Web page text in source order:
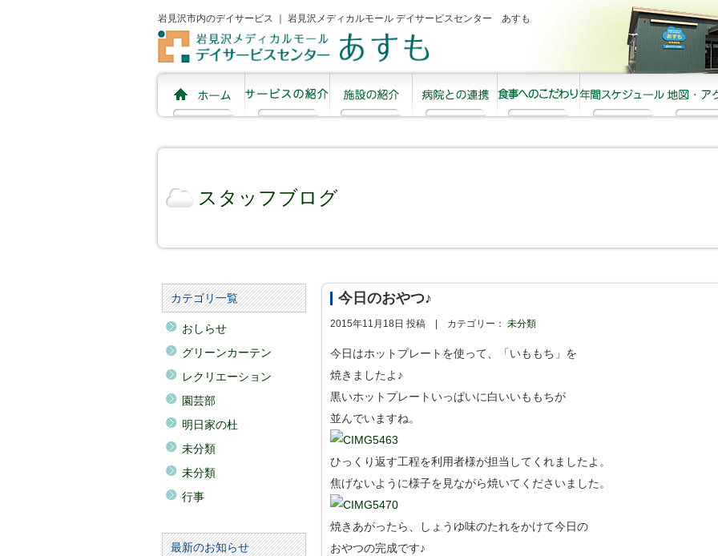
岩見沢市内のデイサービス ｜ 岩見沢メディカルモール デイサービスセンター あすも
スタッフブログ
今日のおやつ♪
2015年11月18日 投稿 | カテゴリー： 未分類
今日はホットプレートを使って、「いももち」を
焼きましたよ♪
黒いホットプレートいっぱいに白いいももちが
並んでいますね。
ひっくり返す工程を利用者様が担当してくれましたよ。
焦げないように様子を見ながら焼いてくださいました。
焼きあがったら、しょうゆ味のたれをかけて今日の
おやつの完成です♪
カテゴリ一覧
おしらせ
グリーンカーテン
レクリエーション
園芸部
明日家の杜
未分類
未分類
行事
最新のお知らせ